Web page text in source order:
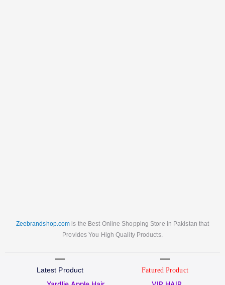
Zeebrandshop.com is the Best Online Shopping Store in Pakistan that
Provides You High Quality Products.
Latest Product
Original
Current
Fatured Product